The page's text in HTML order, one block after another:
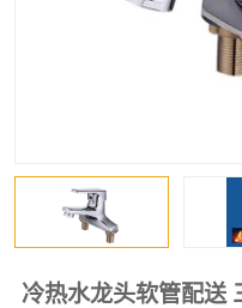
冷热水龙头软管配送